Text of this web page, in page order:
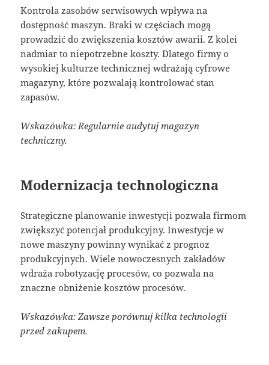
Kontrola zasobów serwisowych wpływa na
dostępność maszyn. Braki w częściach mogą
prowadzić do zwiększenia kosztów awarii. Z kolei
nadmiar to niepotrzebne koszty. Dlatego firmy o
wysokiej kulturze technicznej wdrażają cyfrowe
magazyny, które pozwalają kontrolować stan
zapasów.
Wskazówka: Regularnie audytuj magazyn
techniczny.
Modernizacja technologiczna
Strategiczne planowanie inwestycji pozwala firmom
zwiększyć potencjał produkcyjny. Inwestycje w
nowe maszyny powinny wynikać z prognoz
produkcyjnych. Wiele nowoczesnych zakładów
wdraża robotyzację procesów, co pozwala na
znaczne obniżenie kosztów procesów.
Wskazówka: Zawsze porównuj kilka technologii
przed zakupem.